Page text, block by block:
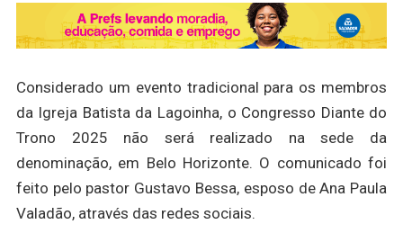
Considerado um evento tradicional para os membros
da Igreja Batista da Lagoinha, o Congresso Diante do
Trono 2025 não será realizado na sede da
denominação, em Belo Horizonte. O comunicado foi
feito pelo pastor Gustavo Bessa, esposo de Ana Paula
Valadão, através das redes sociais.